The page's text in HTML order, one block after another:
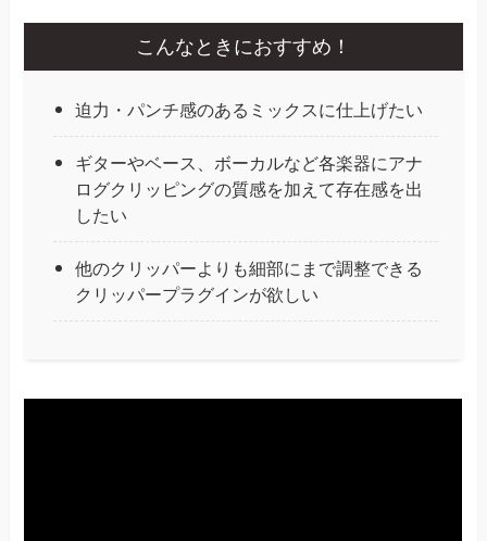
こんなときにおすすめ！
迫力・パンチ感のあるミックスに仕上げたい
ギターやベース、ボーカルなど各楽器にアナ
ログクリッピングの質感を加えて存在感を出
したい
他のクリッパーよりも細部にまで調整できる
クリッパープラグインが欲しい